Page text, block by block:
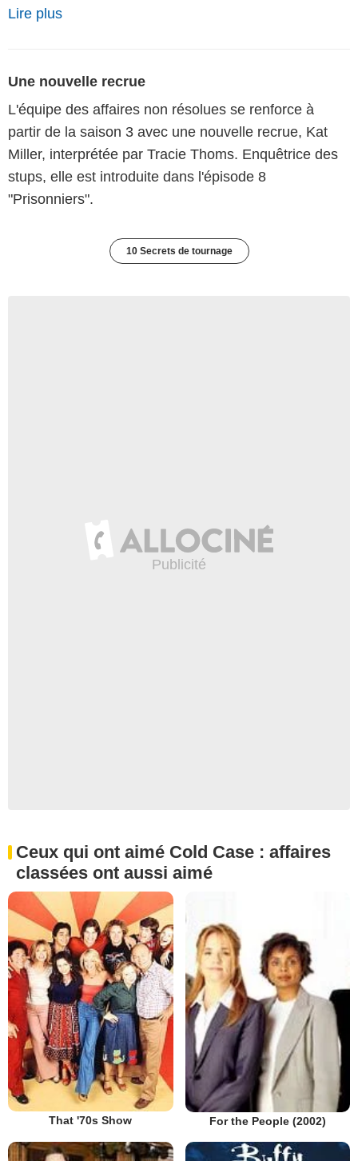
Lire plus
Une nouvelle recrue
L'équipe des affaires non résolues se renforce à
partir de la saison 3 avec une nouvelle recrue, Kat
Miller, interprétée par Tracie Thoms. Enquêtrice des
stups, elle est introduite dans l'épisode 8
"Prisonniers".
10 Secrets de tournage
Ceux qui ont aimé Cold Case : affaires
classées ont aussi aimé
That '70s Show For the People (2002)